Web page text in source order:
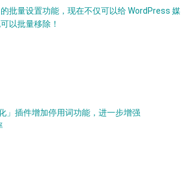
批量设置功能，现在不仅可以给 WordPress 媒
以批量移除！
」插件增加停用词功能，进一步增强